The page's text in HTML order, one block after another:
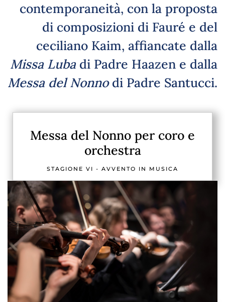
contemporaneità, con la proposta
di composizioni di Fauré e del
ceciliano Kaim, affiancate dalla
Missa Lubadi Padre Haazen e dalla
Messa del Nonnodi Padre Santucci.
Messa del Nonno per coro e
orchestra
STAGIONE VI - AVVENTO IN MUSICA